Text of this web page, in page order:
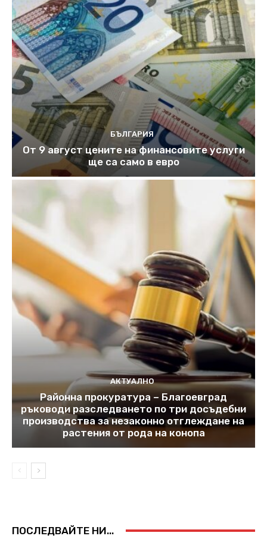
БЪЛГАРИЯ
От 9 август цените на финансовите услуги
ще са само в евро
АКТУАЛНО
Районна прокуратура – Благоевград
ръководи разследването по три досъдебни
производства за незаконно отглеждане на
растения от рода на конопа
ПОСЛЕДВАЙТЕ НИ...